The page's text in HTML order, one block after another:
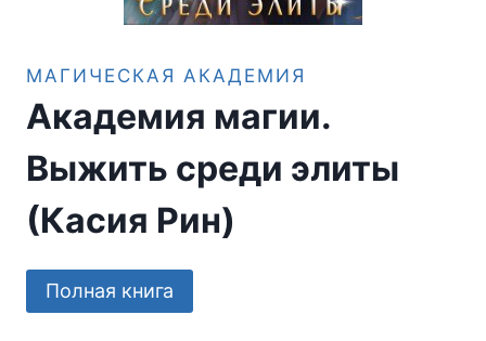
МАГИЧЕСКАЯ АКАДЕМИЯ
Академия магии.
Выжить среди элиты
(Касия Рин)
Полная книга